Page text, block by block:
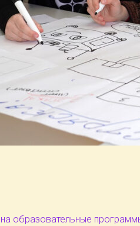
образовательные